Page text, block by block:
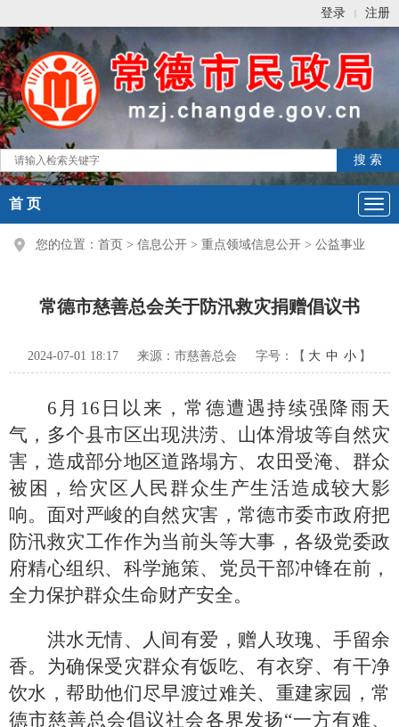
登录 | 注册
首 页
您的位置： 首页 > 信息公开 > 重点领域信息公开 > 公益事业
常德市慈善总会关于防汛救灾捐赠倡议书
2024-07-01 18:17 来源：市慈善总会 字号：【 大 中 小 】
6月16日以来，常德遭遇持续强降雨天
气，多个县市区出现洪涝、山体滑坡等自然灾
害， 造成部分地区道路塌方、农田 受淹、群众
被困，给灾区人民群众生产生活造成较大影
响。面对严峻的自然灾害，常德市委市政府把
防汛救灾工作作为当前头等大事，各级党委政
府精心组织、科学施策、党员干部冲锋在前，
全力保护群众生命财产安全。
洪水无情、人间有爱 ，赠人玫瑰、手留余
香。为确保受灾群众有饭吃、有衣穿、有干净
饮水，帮助他们尽早渡过难关、重建家园， 常
德市慈善总会倡议社会各界发扬“一方有难、